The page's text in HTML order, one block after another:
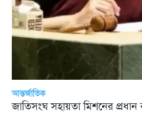
আন্তর্জাতিক
জাতিসংঘ সহায়তা মিশনের প্রধান